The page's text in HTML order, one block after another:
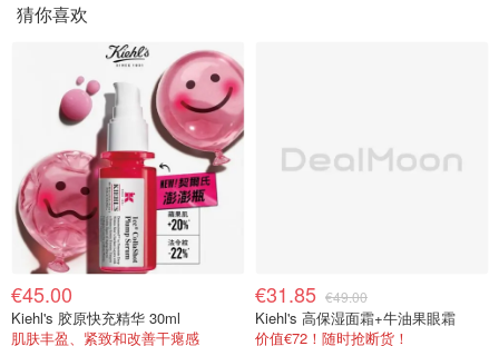
猜你喜欢
€45.00
Kiehl's 胶原快充精华 30ml
肌肤丰盈、紧致和改善干瘪感
€31.85 €49.00
Kiehl's 高保湿面霜+牛油果眼霜
价值€72！随时抢断货！